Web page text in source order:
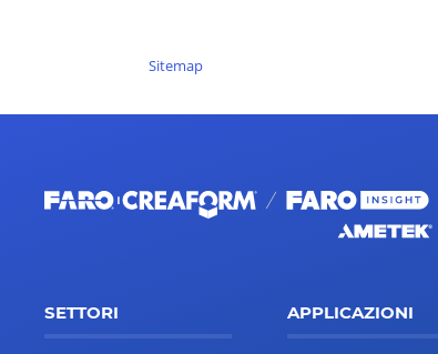
Sitemap
SETTORI APPLICAZIONI